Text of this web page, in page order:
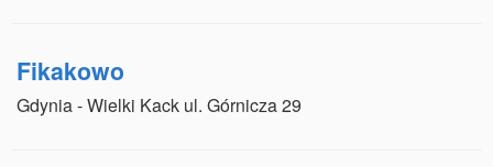
Fikakowo
Gdynia - Wielki Kack ul. Górnicza 29